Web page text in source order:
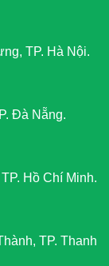
TP. Hà Nội.
Đà Nẵng.
Hồ Chí Minh.
TP. Thanh